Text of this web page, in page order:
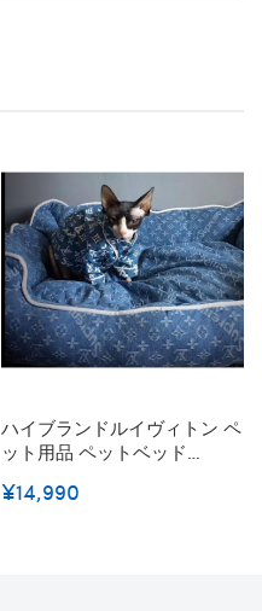
ハイブランドルイヴィトン ペ
ット用品 ペットベッド
猫 ベッド ドッグ用品 犬用ベ
¥14,990